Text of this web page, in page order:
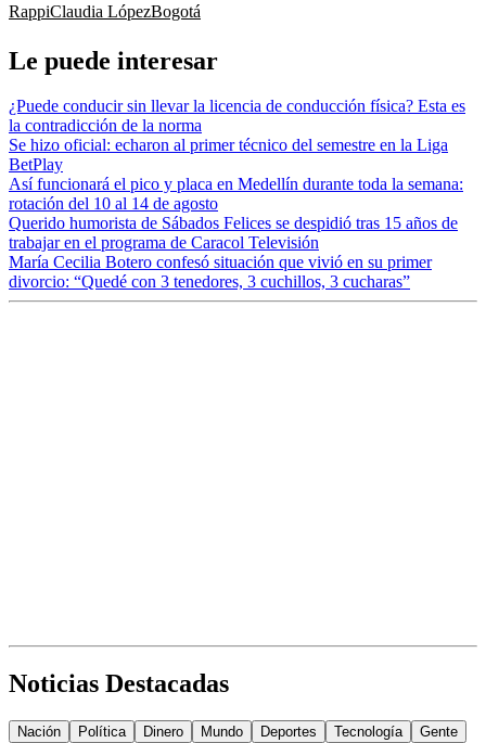
RappiClaudia LópezBogotá
Le puede interesar
¿Puede conducir sin llevar la licencia de conducción física? Esta es
la contradicción de la norma
Se hizo oficial: echaron al primer técnico del semestre en la Liga
BetPlay
Así funcionará el pico y placa en Medellín durante toda la semana:
rotación del 10 al 14 de agosto
Querido humorista de Sábados Felices se despidió tras 15 años de
trabajar en el programa de Caracol Televisión
María Cecilia Botero confesó situación que vivió en su primer
divorcio: “Quedé con 3 tenedores, 3 cuchillos, 3 cucharas”
Noticias Destacadas
Nación Política Dinero Mundo Deportes Tecnología Gente